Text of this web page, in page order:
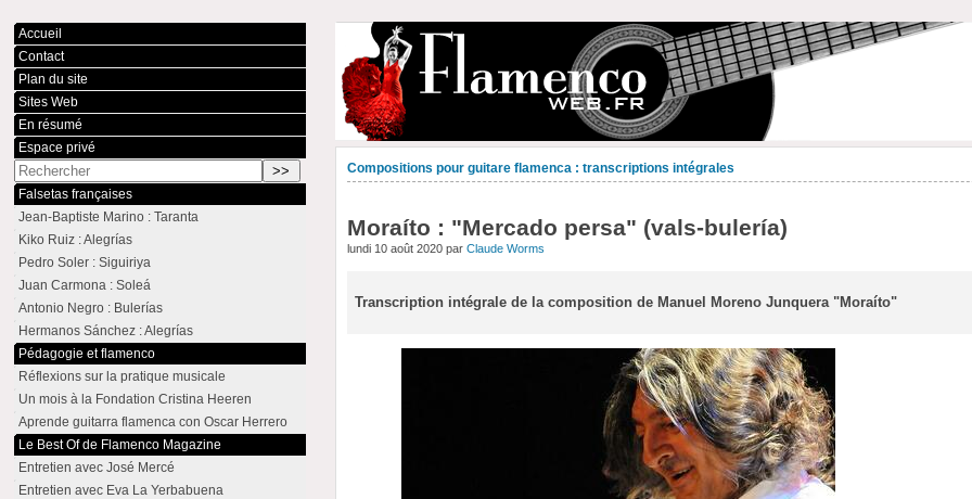
Compositions pour guitare flamenca : transcriptions intégrales
Moraíto : "Mercado persa" (vals-bulería)
lundi 10 août 2020 parClaude Worms
Transcription intégrale de la composition de Manuel Moreno Junquera "Moraíto"
Accueil
Contact
Plan du site
Sites Web
En résumé
Espace privé
Falsetas françaises
Jean-Baptiste Marino : Taranta
Kiko Ruiz : Alegrías
Pedro Soler : Siguiriya
Juan Carmona : Soleá
Antonio Negro : Bulerías
Hermanos Sánchez : Alegrías
Pédagogie et flamenco
Réflexions sur la pratique musicale
Un mois à la Fondation Cristina Heeren
Aprende guitarra flamenca con Oscar Herrero
Le Best Of de Flamenco Magazine
Entretien avec José Mercé
Entretien avec Eva La Yerbabuena